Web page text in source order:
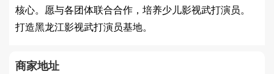
核心。愿与各团体联合合作，培养少儿影视武打演员。
打造黑龙江影视武打演员基地。
商家地址